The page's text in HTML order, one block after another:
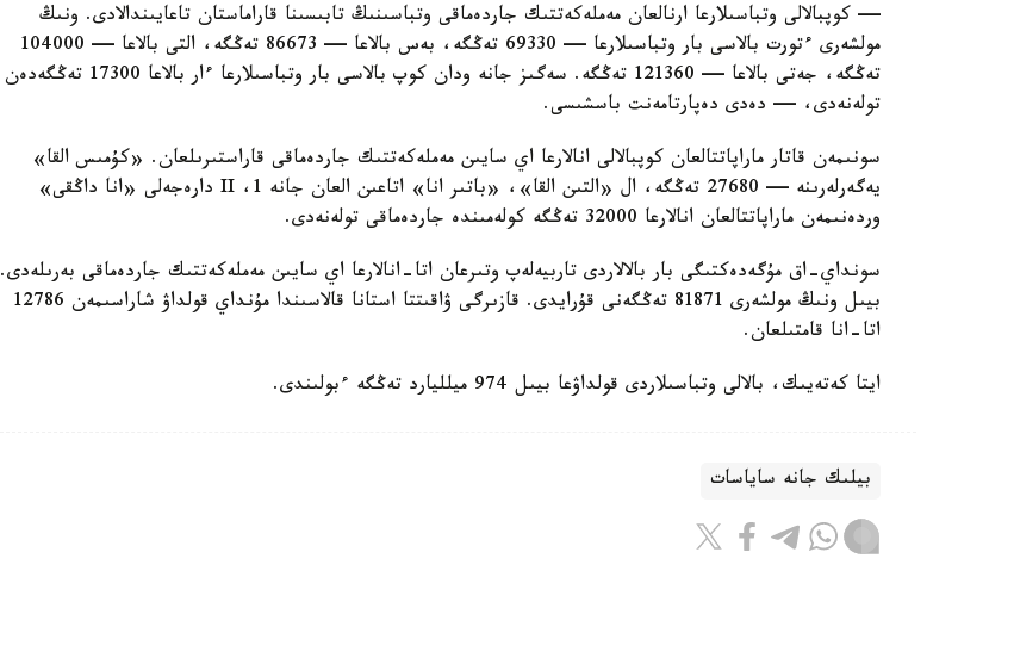
— كوپبالالى وتباسىلارعا ارنالعان مەملەكەتتىك جاردەماقى وتباسىنىڭ تابىسىنا قاراماستان تاعايىندالادى. ونىڭ
مولشەرى ءتورت بالاسى بار وتباسىلارعا — 69330 تەڭگە، بەس بالاعا — 86673 تەڭگە، التى بالاعا — 104000
تەڭگە، جەتى بالاعا — 121360 تەڭگە. سەگىز جانە ودان كوپ بالاسى بار وتباسىلارعا ءار بالاعا 17300 تەڭگەدەن
تولەنەدى، — دەدى دەپارتامەنت باسشىسى.
سونىمەن قاتار ماراپاتتالعان كوپبالالى انالارعا اي سايىن مەملەكەتتىك جاردەماقى قاراستىرىلعان. «كۇمىس القا»
يەگەرلەرىنە — 27680 تەڭگە، ال «التىن القا»، «باتىر انا» اتاعىن العان جانە 1، II دارەجەلى «انا داڭقى»
وردەنىمەن ماراپاتتالعان انالارعا 32000 تەڭگە كولەمىندە جاردەماقى تولەنەدى.
سونداي-اق مۇگەدەكتىگى بار بالالاردى تاربيەلەپ وتىرعان اتا-انالارعا اي سايىن مەملەكەتتىك جاردەماقى بەرىلەدى.
بيىل ونىڭ مولشەرى 81871 تەڭگەنى قۇرايدى. قازىرگى ۋاقىتتا استانا قالاسىندا مۇنداي قولداۋ شاراسىمەن 12786
اتا-انا قامتىلعان.
ايتا كەتەيىك، بالالى وتباسىلاردى قولداۋعا بيىل 974 ميلليارد تەڭگە ءبولىندى.
بيلىك جانە ساياسات